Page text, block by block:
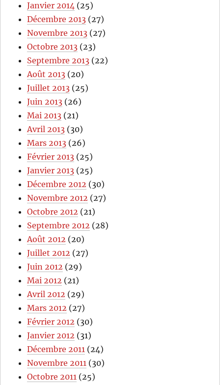
Janvier 2014 (25)
Décembre 2013 (27)
Novembre 2013 (27)
Octobre 2013 (23)
Septembre 2013 (22)
Août 2013 (20)
Juillet 2013 (25)
Juin 2013 (26)
Mai 2013 (21)
Avril 2013 (30)
Mars 2013 (26)
Février 2013 (25)
Janvier 2013 (25)
Décembre 2012 (30)
Novembre 2012 (27)
Octobre 2012 (21)
Septembre 2012 (28)
Août 2012 (20)
Juillet 2012 (27)
Juin 2012 (29)
Mai 2012 (21)
Avril 2012 (29)
Mars 2012 (27)
Février 2012 (30)
Janvier 2012 (31)
Décembre 2011 (24)
Novembre 2011 (30)
Octobre 2011 (25)